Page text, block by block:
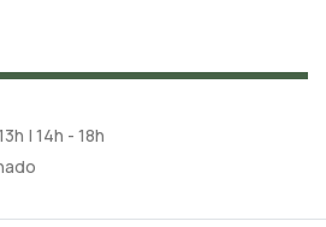
| 14h - 18h